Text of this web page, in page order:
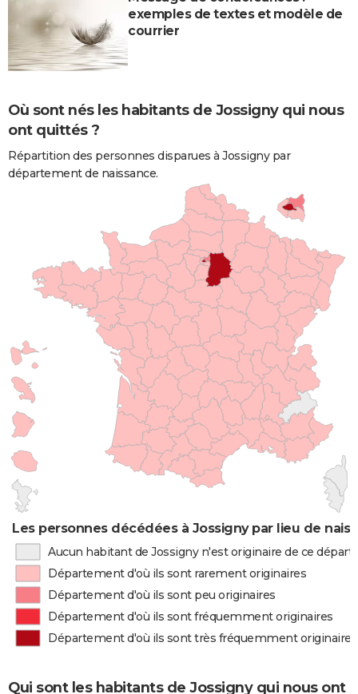
exemples de textes et modèle de
courrier
Où sont nés les habitants de Jossigny qui nous
ont quittés ?
Répartition des personnes disparues à Jossigny par
département de naissance.
Les personnes décédées à Jossigny par lieu de
Aucun habitant de Jossigny n'est originaire de ce
Département d'où ils sont rarement originaires
Département d'où ils sont peu originaires
Département d'où ils sont fréquemment originaires
Département d'où ils sont très fréquemment originaires
Qui sont les habitants de Jossigny qui nous ont